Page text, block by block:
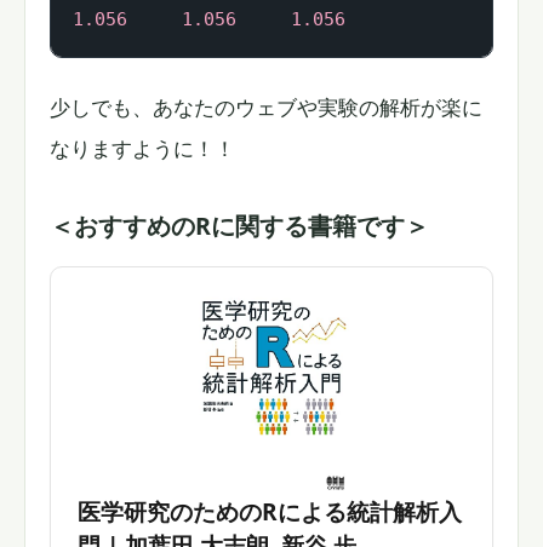
1.056
1.056 1.056
少しでも、あなたのウェブや実験の解析が楽に
なりますように！！
＜おすすめのRに関する書籍です＞
医学研究のためのRによる統計解析入